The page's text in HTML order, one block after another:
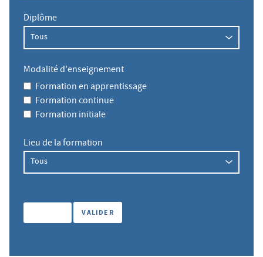
Diplôme
Modalité d'enseignement
Formation en apprentissage
Formation continue
Formation initiale
Lieu de la formation